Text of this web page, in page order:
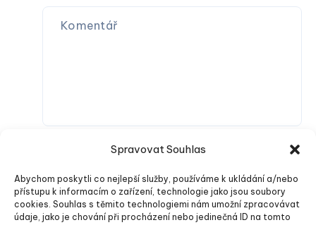
Spravovat Souhlas
Abychom poskytli co nejlepší služby, používáme k ukládání a/nebo
přístupu k informacím o zařízení, technologie jako jsou soubory
cookies. Souhlas s těmito technologiemi nám umožní zpracovávat
údaje, jako je chování při procházení nebo jedinečná ID na tomto